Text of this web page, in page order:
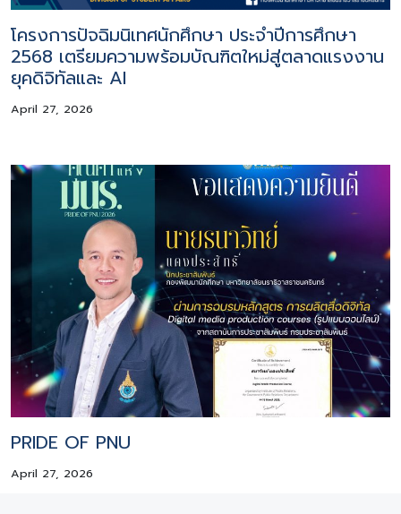
โครงการปัจฉิมนิเทศนักศึกษา ประจำปีการศึกษา
2568 เตรียมความพร้อมบัณฑิตใหม่สู่ตลาดแรงงาน
ยุคดิจิทัลและ AI
April 27, 2026
PRIDE OF PNU
April 27, 2026